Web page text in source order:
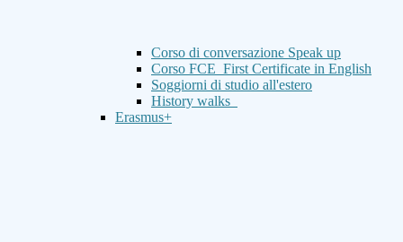
Corso di conversazione Speak up
Corso FCE_First Certificate in English
Soggiorni di studio all'estero
History walks
Erasmus+